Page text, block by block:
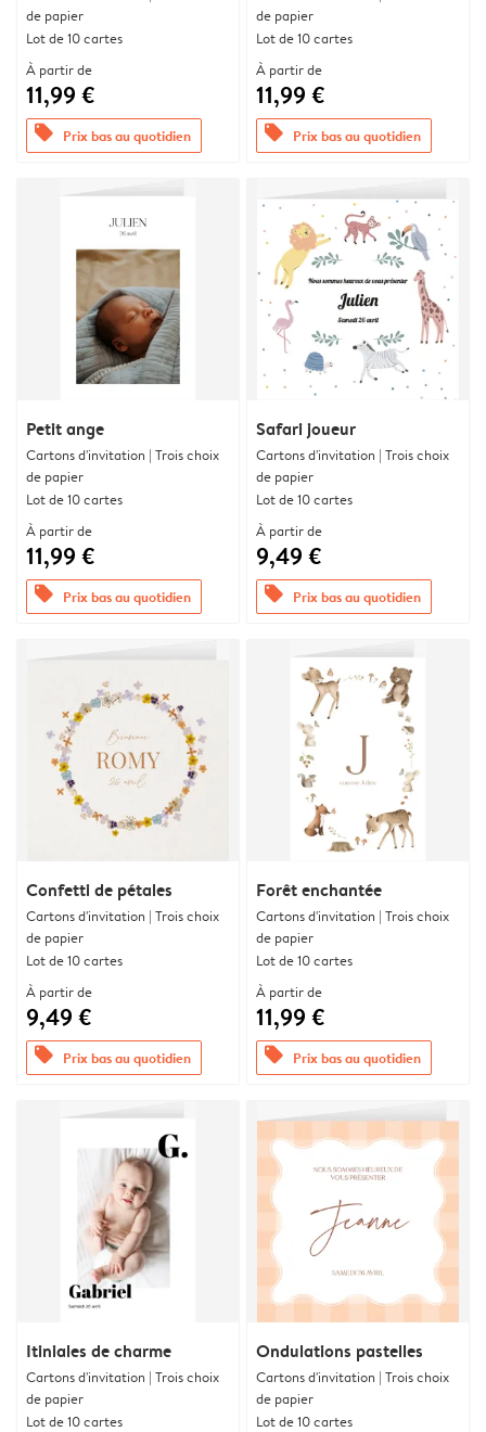
de papier
Lot de 10 cartes
À partir de
11,99 €
offers Prix bas au quotidien
de papier
Lot de 10 cartes
À partir de
11,99 €
offers Prix bas au quotidien
Petit ange
Cartons d'invitation | Trois choix
de papier
Lot de 10 cartes
À partir de
11,99 €
offers Prix bas au quotidien
Safari joueur
Cartons d'invitation | Trois choix
de papier
Lot de 10 cartes
À partir de
9,49 €
offers Prix bas au quotidien
Confetti de pétales
Cartons d'invitation | Trois choix
de papier
Lot de 10 cartes
À partir de
9,49 €
offers Prix bas au quotidien
Forêt enchantée
Cartons d'invitation | Trois choix
de papier
Lot de 10 cartes
À partir de
11,99 €
offers Prix bas au quotidien
Itiniales de charme
Cartons d'invitation | Trois choix
de papier
Lot de 10 cartes
Ondulations pastelles
Cartons d'invitation | Trois choix
de papier
Lot de 10 cartes